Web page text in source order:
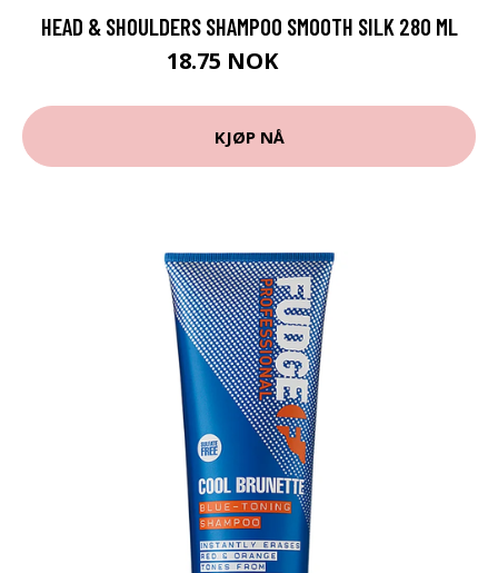
HEAD & SHOULDERS SHAMPOO SMOOTH SILK 280 ML
18.75 NOK
KJØP NÅ